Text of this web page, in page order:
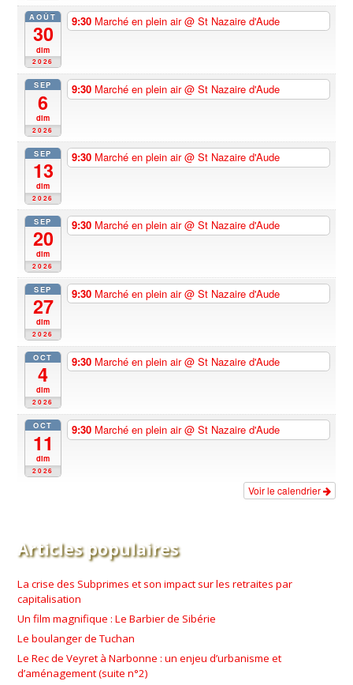
AOÛT
30
dim
2026
9:30 Marché en plein air@ St Nazaire d'Aude
SEP
6
dim
2026
9:30 Marché en plein air@ St Nazaire d'Aude
SEP
13
dim
2026
9:30 Marché en plein air@ St Nazaire d'Aude
SEP
20
dim
2026
9:30 Marché en plein air@ St Nazaire d'Aude
SEP
27
dim
2026
9:30 Marché en plein air@ St Nazaire d'Aude
OCT
4
dim
2026
9:30 Marché en plein air@ St Nazaire d'Aude
OCT
11
dim
2026
9:30 Marché en plein air@ St Nazaire d'Aude
Voir le calendrier
Articles populaires
La crise des Subprimes et son impact sur les retraites par
capitalisation
Un film magnifique : Le Barbier de Sibérie
Le boulanger de Tuchan
Le Rec de Veyret à Narbonne : un enjeu d’urbanisme et
d’aménagement (suite n°2)